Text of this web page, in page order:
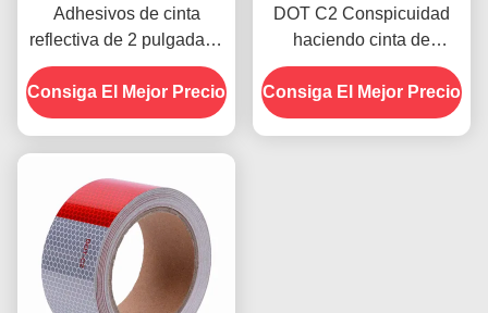
Adhesivos de cinta
reflectiva de 2 pulgadas *
150 pies retro DOT C2
para remolques
Consiga El Mejor Precio
DOT C2 Conspicuidad
haciendo cinta de
advertencia reflectante Hi
Vis para remolques
Consiga El Mejor Precio